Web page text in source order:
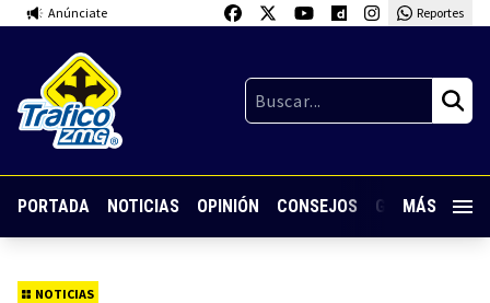
Anúnciate Reportes
PORTADA NOTICIAS OPINIÓN CONSEJOS GUARDIA
MÁS
NOTICIAS